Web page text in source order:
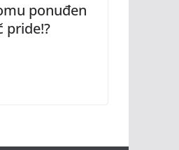
ponuđen
pride!?